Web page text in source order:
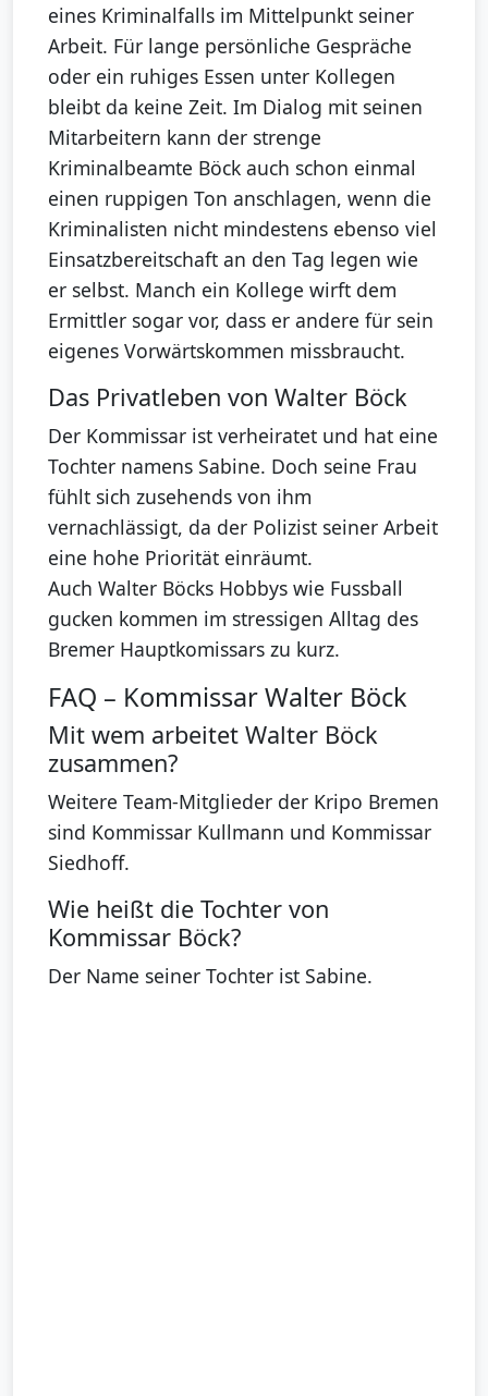
eines Kriminalfalls im Mittelpunkt seiner
Arbeit. Für lange persönliche Gespräche
oder ein ruhiges Essen unter Kollegen
bleibt da keine Zeit. Im Dialog mit seinen
Mitarbeitern kann der strenge
Kriminalbeamte Böck auch schon einmal
einen ruppigen Ton anschlagen, wenn die
Kriminalisten nicht mindestens ebenso viel
Einsatzbereitschaft an den Tag legen wie
er selbst. Manch ein Kollege wirft dem
Ermittler sogar vor, dass er andere für sein
eigenes Vorwärtskommen missbraucht.
Das Privatleben von Walter Böck
Der Kommissar ist verheiratet und hat eine
Tochter namens Sabine. Doch seine Frau
fühlt sich zusehends von ihm
vernachlässigt, da der Polizist seiner Arbeit
eine hohe Priorität einräumt.
Auch Walter Böcks Hobbys wie Fussball
gucken kommen im stressigen Alltag des
Bremer Hauptkomissars zu kurz.
FAQ – Kommissar Walter Böck
Mit wem arbeitet Walter Böck
zusammen?
Weitere Team-Mitglieder der Kripo Bremen
sind Kommissar Kullmann und Kommissar
Siedhoff.
Wie heißt die Tochter von
Kommissar Böck?
Der Name seiner Tochter ist Sabine.